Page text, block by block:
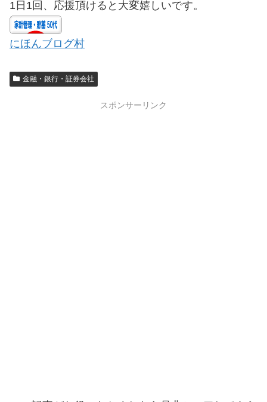
1日1回、応援頂けると大変嬉しいです。
にほんブログ村
金融・銀行・証券会社
スポンサーリンク